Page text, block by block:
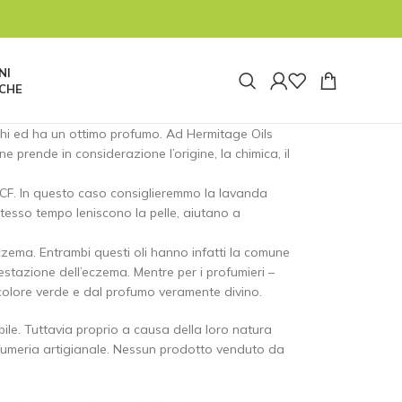
pausa e riapriremo alle ore 8:00 di lunedì
non saremo reperibili. Le spedizioni
di oggi 04/08 prima della pausa estiva.
ed ha un ottimo profumo. Ad Hermitage Oils
in considerazione l’origine, la chimica, il
In questo caso consiglieremmo la lavanda
tempo leniscono la pelle, aiutano a
Entrambi questi oli hanno infatti la comune
dell’eczema. Mentre per i profumieri –
verde e dal profumo veramente divino.
Tuttavia proprio a causa della loro natura
artigianale. Nessun prodotto venduto da